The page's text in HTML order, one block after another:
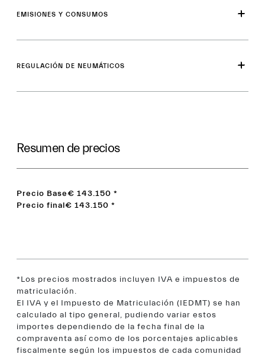
EMISIONES Y CONSUMOS
REGULACIÓN DE NEUMÁTICOS
Resumen de precios
Precio Base€ 143.150 *
Precio final€ 143.150 *
*Los precios mostrados incluyen IVA e impuestos de
matriculación.
El IVA y el Impuesto de Matriculación (IEDMT) se han
calculado al tipo general, pudiendo variar estos
importes dependiendo de la fecha final de la
compraventa así como de los porcentajes aplicables
fiscalmente según los impuestos de cada comunidad